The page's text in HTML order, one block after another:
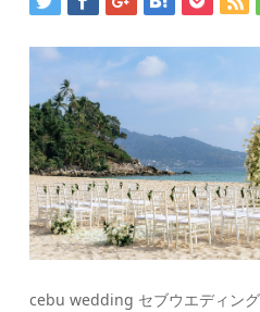
cebu wedding セブウエディ